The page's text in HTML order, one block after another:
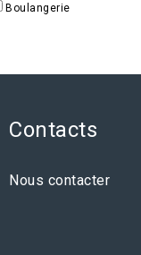
Boulangerie
Contacts
Nous contacter